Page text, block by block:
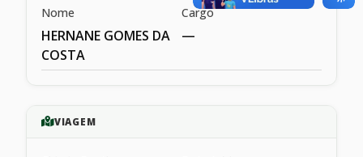
Nome
HERNANE GOMES DA
COSTA
Cargo
—
VIAGEM